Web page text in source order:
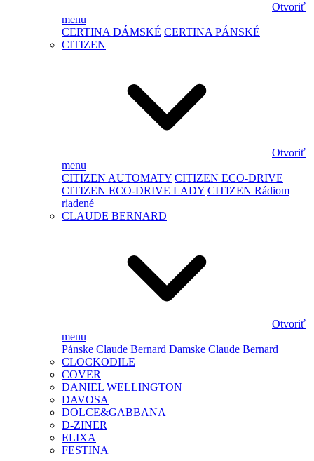
Otvoriť
menu
CERTINA DÁMSKÉ CERTINA PÁNSKÉ
CITIZEN
Otvoriť
menu
CITIZEN AUTOMATY CITIZEN ECO-DRIVE
CITIZEN ECO-DRIVE LADY CITIZEN Rádiom
riadené
CLAUDE BERNARD
Otvoriť
menu
Pánske Claude Bernard Damske Claude Bernard
CLOCKODILE
COVER
DANIEL WELLINGTON
DAVOSA
DOLCE&GABBANA
D-ZINER
ELIXA
FESTINA